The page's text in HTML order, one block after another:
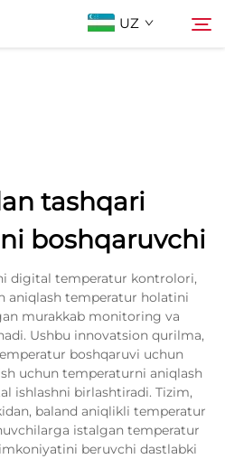
UZ
tashqari
boshqaruvchi
digital temperatur kontrolori,
aniqlash temperatur holatini
murakkab monitoring va
Ushbu innovatsion qurilma,
boshqaruvi uchun
uchun temperaturni aniqlash
ishlashni birlashtiradi. Tizim,
baland aniqlikli temperatur
istalgan temperatur
beruvchi dastlabki